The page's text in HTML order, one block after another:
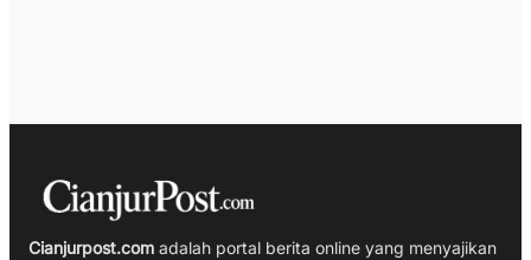
Cianjurpost.com adalah portal berita online yang menyajikan